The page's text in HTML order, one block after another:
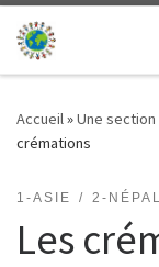
Passer au contenu
Accueil»Une section
crémations
1-ASIE 2-NÉPAL
Les